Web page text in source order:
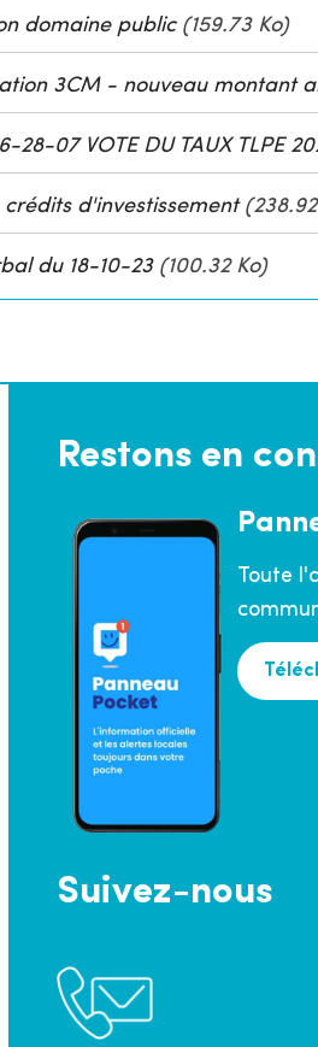
domaine public(159.73 Ko)
3CM - nouveau montant
07 VOTE DU TAUX TLPE
d'investissement(238.92
du 18-10-23(100.32 Ko)
Restons en
Toute
Suivez-nous